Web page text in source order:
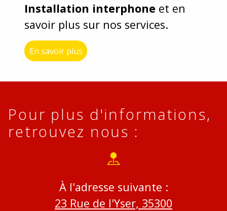
Installation interphone et en
savoir plus sur nos services.
En savoir plus
Pour plus d'informations,
retrouvez nous :
À l'adresse suivante :
23 Rue de l'Yser, 35300